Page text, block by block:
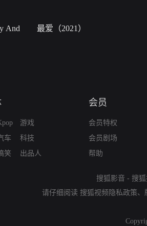
And
最爱（2021）
车
笑
游戏
科技
出品人
会员
会员特权
会员剧场
帮助
搜狐影音 - 搜
请仔细阅读 搜狐视频隐私政策、